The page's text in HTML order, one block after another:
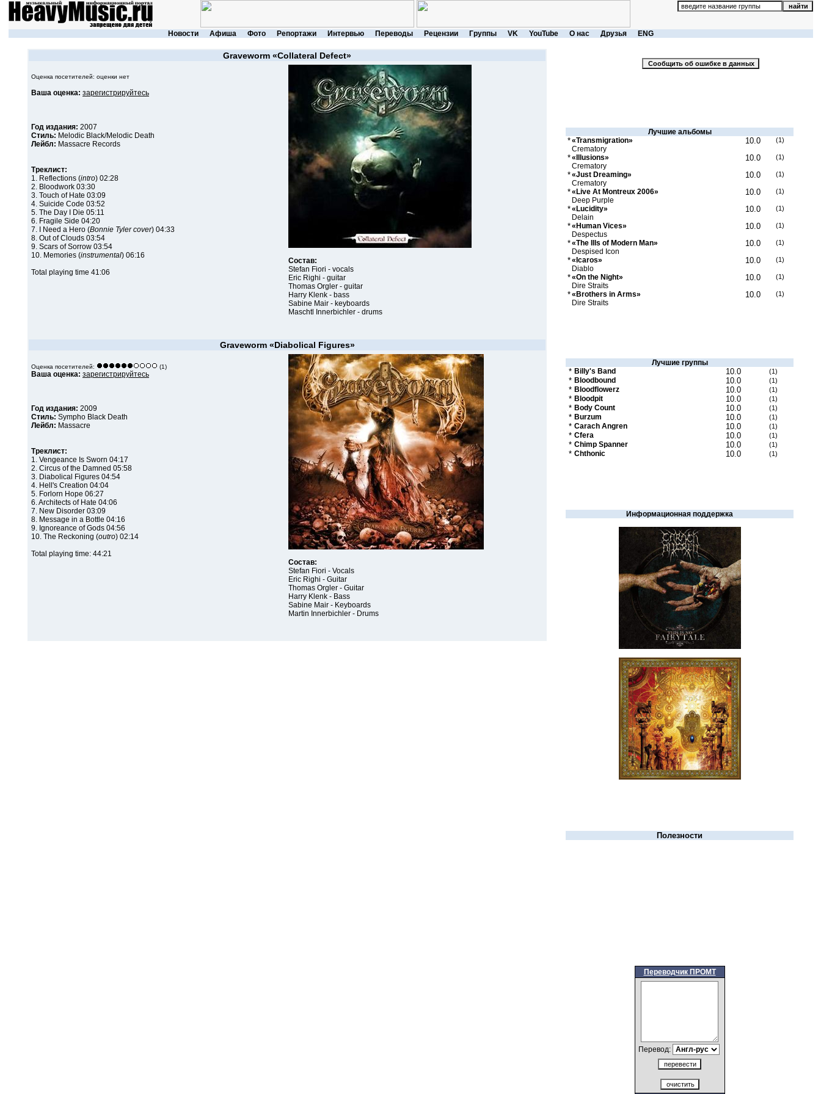
Новости Афиша Фото Репортажи Интервью Переводы Рецензии Группы VK YouTube О нас Друзья ENG
Graveworm «Collateral Defect»
Оценка посетителей: оценки нет
Ваша оценка: зарегистрируйтесь
Год издания: 2007
Стиль: Melodic Black/Melodic Death
Лейбл: Massacre Records
Треклист:
1. Reflections (intro) 02:28
2. Bloodwork 03:30
3. Touch of Hate 03:09
4. Suicide Code 03:52
5. The Day I Die 05:11
6. Fragile Side 04:20
7. I Need a Hero (Bonnie Tyler cover) 04:33
8. Out of Clouds 03:54
9. Scars of Sorrow 03:54
10. Memories (instrumental) 06:16
Total playing time 41:06
Состав:
Stefan Fiori - vocals
Eric Righi - guitar
Thomas Orgler - guitar
Harry Klenk - bass
Sabine Mair - keyboards
Maschtl Innerbichler - drums
Graveworm «Diabolical Figures»
Оценка посетителей: (1)
Ваша оценка: зарегистрируйтесь
Год издания: 2009
Стиль: Sympho Black Death
Лейбл: Massacre
Треклист:
1. Vengeance Is Sworn 04:17
2. Circus of the Damned 05:58
3. Diabolical Figures 04:54
4. Hell's Creation 04:04
5. Forlorn Hope 06:27
6. Architects of Hate 04:06
7. New Disorder 03:09
8. Message in a Bottle 04:16
9. Ignoreance of Gods 04:56
10. The Reckoning (outro) 02:14
Total playing time: 44:21
Состав:
Stefan Fiori - Vocals
Eric Righi - Guitar
Thomas Orgler - Guitar
Harry Klenk - Bass
Sabine Mair - Keyboards
Martin Innerbichler - Drums
Лучшие альбомы
*«Transmigration»
Crematory
10.0 (1)
*«Illusions»
Crematory
10.0 (1)
*«Just Dreaming»
Crematory
10.0 (1)
*«Live At Montreux 2006»
Deep Purple
10.0 (1)
*«Lucidity»
Delain
10.0 (1)
*«Human Vices»
Despectus
10.0 (1)
*«The Ills of Modern Man»
Despised Icon
10.0 (1)
*«Icaros»
Diablo
10.0 (1)
*«On the Night»
Dire Straits
10.0 (1)
*«Brothers in Arms»
Dire Straits
10.0 (1)
Лучшие группы
* Billy's Band 10.0 (1)
* Bloodbound 10.0 (1)
* Bloodflowerz 10.0 (1)
* Bloodpit 10.0 (1)
* Body Count 10.0 (1)
* Burzum 10.0 (1)
* Carach Angren 10.0 (1)
* Cfera 10.0 (1)
* Chimp Spanner 10.0 (1)
* Chthonic 10.0 (1)
Информационная поддержка
Полезности
Переводчик ПРОМТ
Перевод: